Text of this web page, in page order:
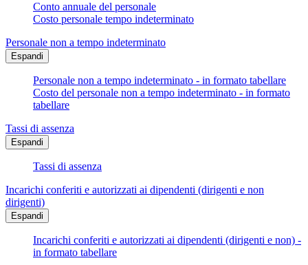
Conto annuale del personale
Costo personale tempo indeterminato
Personale non a tempo indeterminato
Espandi
Personale non a tempo indeterminato - in formato tabellare
Costo del personale non a tempo indeterminato - in formato
tabellare
Tassi di assenza
Espandi
Tassi di assenza
Incarichi conferiti e autorizzati ai dipendenti (dirigenti e non
dirigenti)
Espandi
Incarichi conferiti e autorizzati ai dipendenti (dirigenti e non) -
in formato tabellare